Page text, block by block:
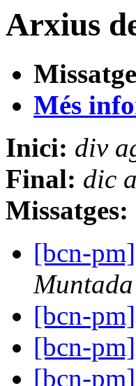
Arxius
Més
Inici: div
Final: dic
Missatges:
[bcn-
Muntada
[bcn-
[bcn-
[bcn-